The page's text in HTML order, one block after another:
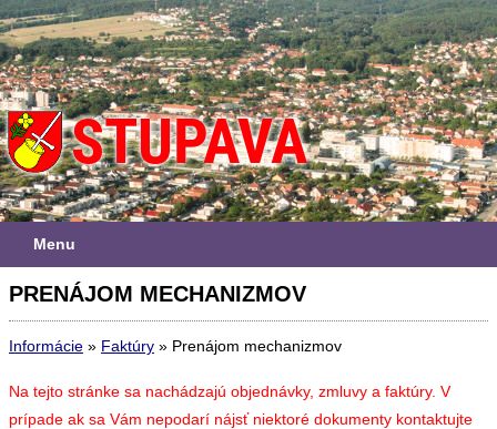
Menu
PRENÁJOM MECHANIZMOV
Informácie » Faktúry » Prenájom mechanizmov
Na tejto stránke sa nachádzajú objednávky, zmluvy a faktúry. V
prípade ak sa Vám nepodarí nájsť niektoré dokumenty kontaktujte